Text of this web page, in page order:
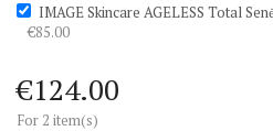
IMAGE Skincare AGELESS Total
€85.00
€124.00
For 2 item(s)